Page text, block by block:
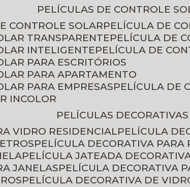
PELÍCULAS DE CONTROLE
CONTROLE SOLAR
PELÍCULA DE
TRANSPARENTE
PELÍCULA DE
INTELIGENTE
PELÍCULA DE
PARA ESCRITÓRIOS
PARA APARTAMENTO
PARA EMPRESAS
PELÍCULA DE
INCOLOR
PELÍCULAS DECORATIVAS
VIDRO RESIDENCIAL
PELÍCULA
PELÍCULA DECORATIVA
PELÍCULA JATEADA
JANELAS
PELÍCULA DECORATIVA
PELÍCULA DECORATIVA DE